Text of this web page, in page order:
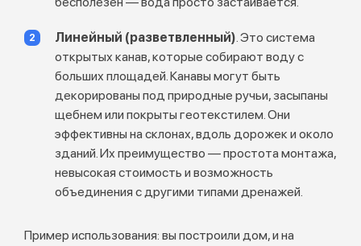
Линейный (разветвленный). Это система
открытых канав, которые собирают воду с
больших площадей. Канавы могут быть
декорированы под природные ручьи, засыпаны
щебнем или покрыты геотекстилем. Они
эффективны на склонах, вдоль дорожек и около
зданий. Их преимущество — простота монтажа,
невысокая стоимость и возможность
объединения с другими типами дренажей.
Пример использования: вы построили дом, и на